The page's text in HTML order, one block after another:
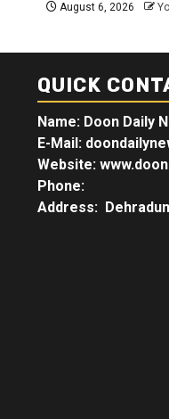
August 6, 2026
QUICK
Name: Doon Daily
E-Mail:
Website:
Phone:
Address: